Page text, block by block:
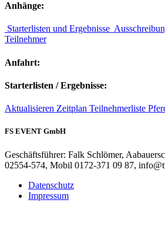
Anhänge:
Starterlisten und Ergebnisse
Teilnehmer
Anfahrt:
Starterlisten / Ergebnisse:
Aktualisieren Zeitplan Teilnehmerliste
FS EVENT GmbH
Geschäftsführer: Falk Schlömer,
02554-574, Mobil 0172-371 09 87,
Datenschutz
Impressum